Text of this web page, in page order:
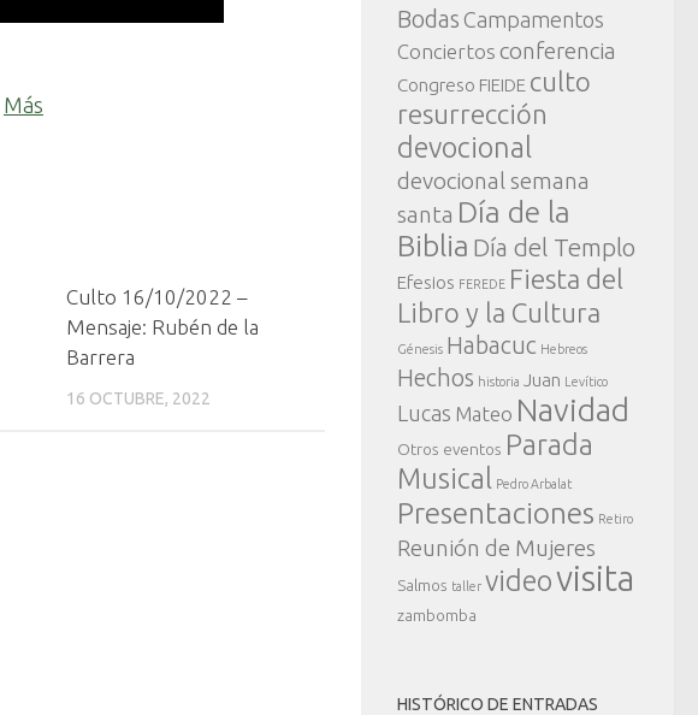
Más
Culto 16/10/2022 –
Mensaje: Rubén de la
Barrera
16 OCTUBRE, 2022
Bodas Campamentos
Conciertos conferencia
Congreso FIEIDE culto
resurrección
devocional
devocional semana
santa Día de la
Biblia Día del Templo
Efesios FEREDE Fiesta del
Libro y la Cultura
Génesis Habacuc Hebreos
Hechos historia Juan Levítico
Lucas Mateo Navidad
Otros eventos Parada
Musical
Pedro Arbalat
Presentaciones Retiro
Reunión de Mujeres
Salmos taller videovisita
zambomba
HISTÓRICO DE ENTRADAS